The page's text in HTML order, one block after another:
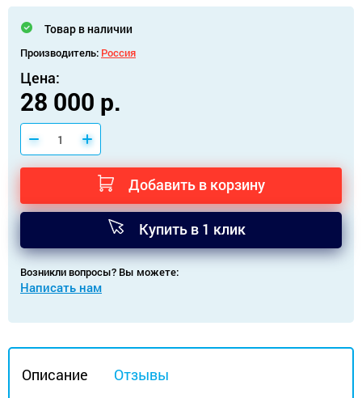
Товар в наличии
Производитель: Россия
Цена:
28 000 р.
Добавить в корзину
Купить в 1 клик
Возникли вопросы? Вы можете:
Написать нам
Описание Отзывы